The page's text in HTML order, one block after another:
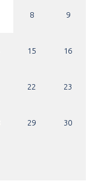
8 9
15 16
22 23
29 30